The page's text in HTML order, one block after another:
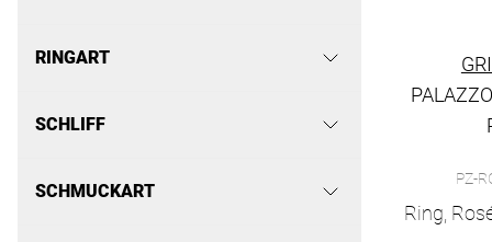
RINGART
SCHLIFF
SCHMUCKART
Grimaldo
PZ-
Ring,